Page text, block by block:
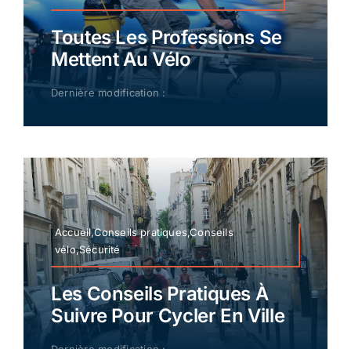
Toutes Les Professions Se
Mettent Au Vélo
Dernière modification :
Accueil,Conseils pratiques,Conseils
vélo,Sécurité
Les Conseils Pratiques À
Suivre Pour Cycler En Ville